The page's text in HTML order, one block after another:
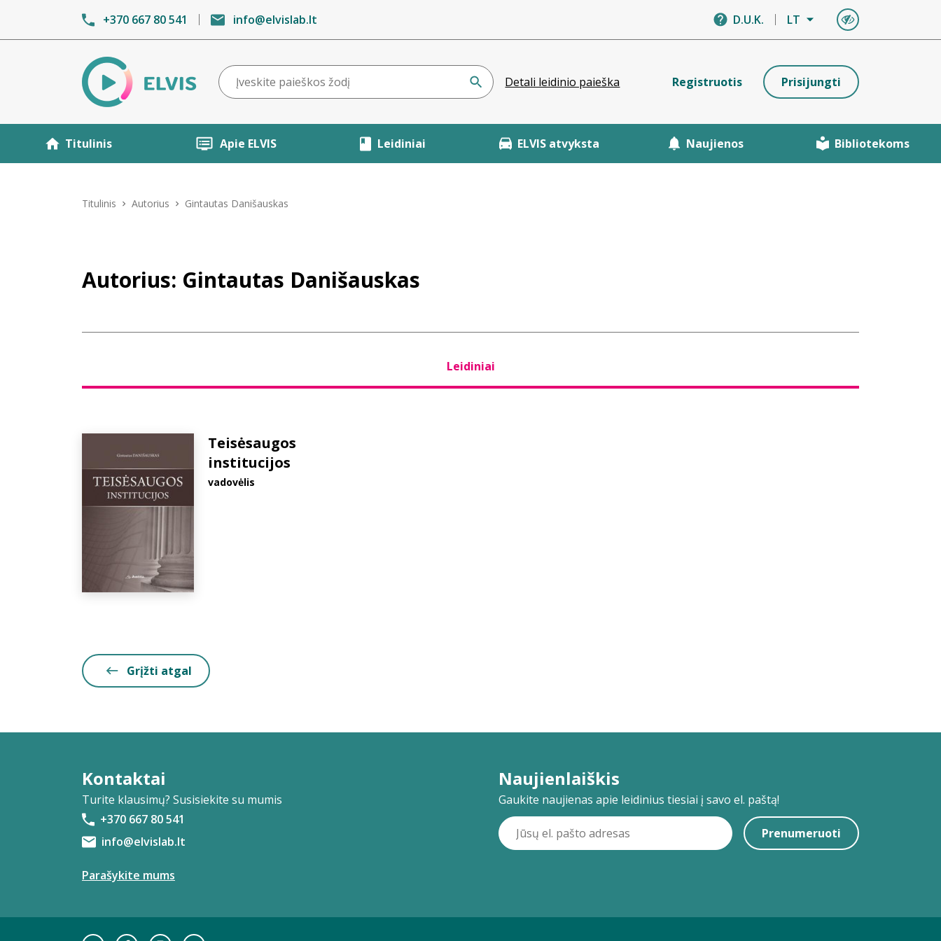
+370 667 80 541 info@elvislab.lt D.U.K. LT
Detali leidinio paieška Registruotis Prisijungti
Titulinis Apie ELVIS Leidiniai ELVIS atvyksta Naujienos Bibliotekoms
Titulinis Autorius Gintautas Danišauskas
Autorius: Gintautas Danišauskas
Leidiniai
Teisėsaugos
institucijos
vadovėlis
Grįžti atgal
Kontaktai
Turite klausimų? Susisiekite su mumis
+370 667 80 541
info@elvislab.lt
Parašykite mums
Naujienlaiškis
Gaukite naujienas apie leidinius tiesiai į savo el. paštą!
Prenumeruoti